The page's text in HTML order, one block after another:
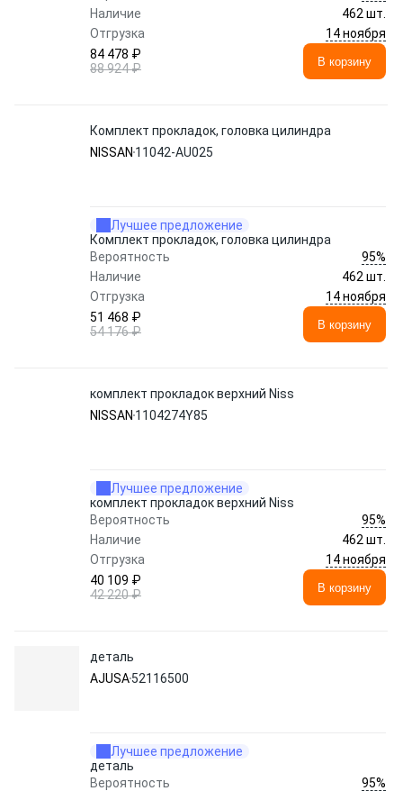
Наличие
462 шт.
Отгрузка
14 ноября
84 478 ₽
88 924 ₽
В корзину
Комплект прокладок, головка цилиндра
NISSAN 11042-AU025
Лучшее предложение
Комплект прокладок, головка цилиндра
Вероятность
95%
Наличие
462 шт.
Отгрузка
14 ноября
51 468 ₽
54 176 ₽
В корзину
комплект прокладок верхний Niss
NISSAN 1104274Y85
Лучшее предложение
комплект прокладок верхний Niss
Вероятность
95%
Наличие
462 шт.
Отгрузка
14 ноября
40 109 ₽
42 220 ₽
В корзину
деталь
AJUSA52116500
Лучшее предложение
деталь
Вероятность
95%